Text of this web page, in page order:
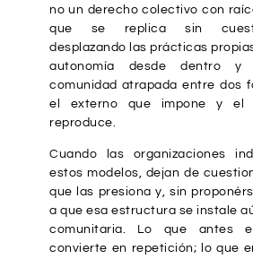
no un derecho colectivo con
que se replica sin
desplazando las prácticas
autonomía desde dentro
comunidad atrapada entre dos
el externo que impone y el
reproduce.
Cuando las organizaciones
estos modelos, dejan de
que las presiona y, sin
a que esa estructura se instale
comunitaria. Lo que antes
convierte en repetición; lo que